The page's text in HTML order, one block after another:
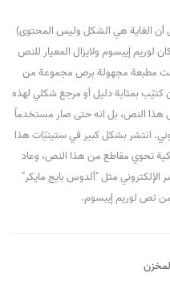
الغاية هي الشكل وليس المحتوى)
لوريم إيبسوم ولايزال المعيار للنص
مطبعة مجهولة برص مجموعة من
بمثابة دليل أو مرجع شكلي لهذه
النص، بل انه حتى صار مستخدماً
انتشر بشكل كبير في ستينيّات هذا
تحوي مقاطع من هذا النص، وعاد
الإلكتروني مثل "ألدوس بايج مايكر"
نص لوريم إيبسوم.